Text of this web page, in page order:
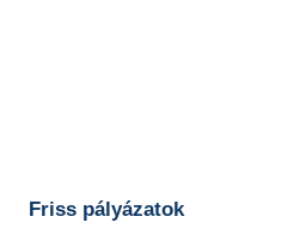
Friss pályázatok